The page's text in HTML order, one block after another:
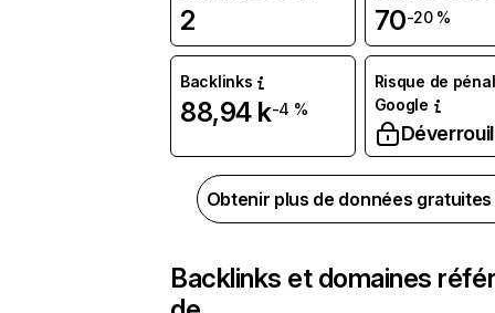
2 70-20 %
Backlinks
88,94 k-4 %
Risque de
Google
Obtenir plus de données
Backlinks et domaines